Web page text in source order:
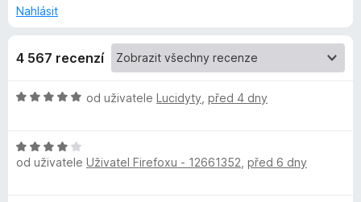
l
ň
k
u
c
í
5
Nahlásit
4 567 recenzí
H
n
o
od uživatele Lucidyty před 4 dny
H
o
od uživatele Uživatel Firefoxu - 12661352 před 6 dny